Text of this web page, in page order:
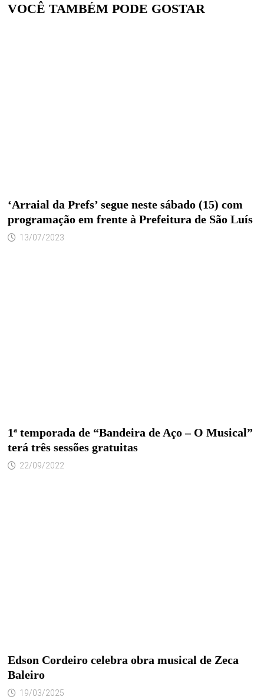
VOCÊ TAMBÉM PODE GOSTAR
‘Arraial da Prefs’ segue neste sábado (15) com
programação em frente à Prefeitura de São Luís
13/07/2023
1ª temporada de “Bandeira de Aço – O Musical”
terá três sessões gratuitas
22/09/2022
Edson Cordeiro celebra obra musical de Zeca
Baleiro
19/03/2025